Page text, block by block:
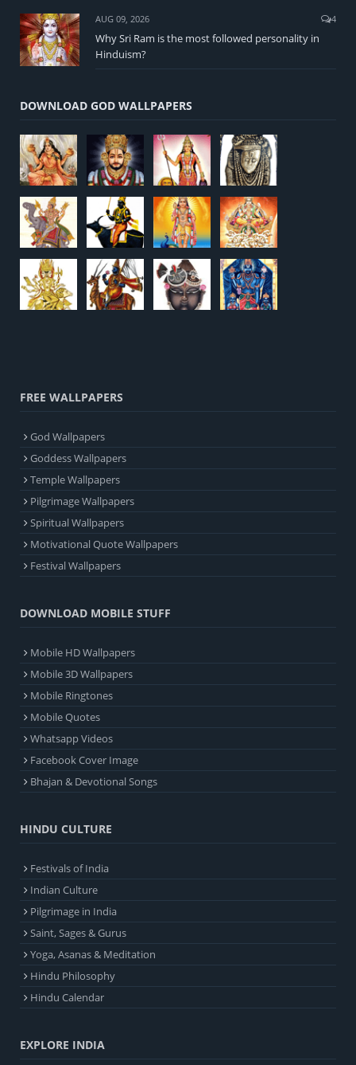
AUG 09, 2026 4
Why Sri Ram is the most followed personality in
Hinduism?
DOWNLOAD GOD WALLPAPERS
FREE WALLPAPERS
God Wallpapers
Goddess Wallpapers
Temple Wallpapers
Pilgrimage Wallpapers
Spiritual Wallpapers
Motivational Quote Wallpapers
Festival Wallpapers
DOWNLOAD MOBILE STUFF
Mobile HD Wallpapers
Mobile 3D Wallpapers
Mobile Ringtones
Mobile Quotes
Whatsapp Videos
Facebook Cover Image
Bhajan & Devotional Songs
HINDU CULTURE
Festivals of India
Indian Culture
Pilgrimage in India
Saint, Sages & Gurus
Yoga, Asanas & Meditation
Hindu Philosophy
Hindu Calendar
EXPLORE INDIA